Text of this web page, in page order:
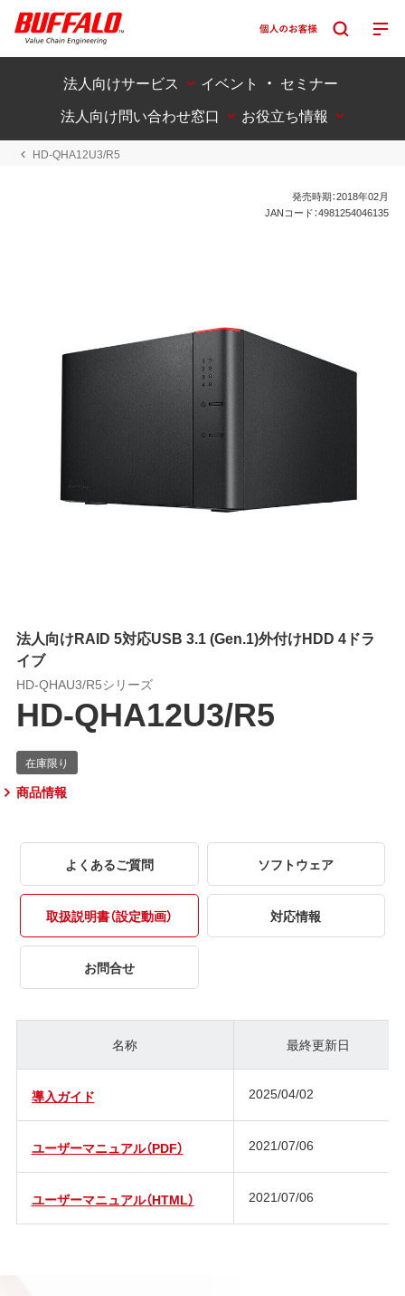
法人向けサービス
イベント ・ セミナー
法人向け問い合わせ窓口
お役立ち情報
HD-QHA12U3/R5
発売時期：2018年02月
JANコード：4981254046135
法人向けRAID 5対応USB 3.1 (Gen.1)外付けHDD 4ドラ
イブ
HD-QHAU3/R5シリーズ
HD-QHA12U3/R5
商品情報
よくあるご質問 ソフトウェア
取扱説明書（設定動画） 対応情報
お問合せ
名称 最終更新日
導入ガイド 2025/04/02
ユーザーマニュアル（PDF） 2021/07/06
ユーザーマニュアル（HTML） 2021/07/06